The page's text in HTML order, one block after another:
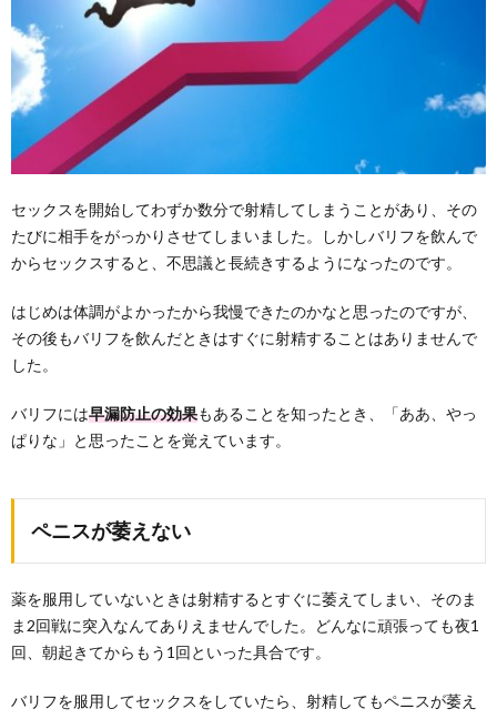
セックスを開始してわずか数分で射精してしまうことがあり、その
たびに相手をがっかりさせてしまいました。しかしバリフを飲んで
からセックスすると、不思議と長続きするようになったのです。
はじめは体調がよかったから我慢できたのかなと思ったのですが、
その後もバリフを飲んだときはすぐに射精することはありませんで
した。
バリフには早漏防止の効果もあることを知ったとき、「ああ、やっ
ぱりな」と思ったことを覚えています。
ペニスが萎えない
薬を服用していないときは射精するとすぐに萎えてしまい、そのま
ま2回戦に突入なんてありえませんでした。どんなに頑張っても夜1
回、朝起きてからもう1回といった具合です。
バリフを服用してセックスをしていたら、射精してもペニスが萎え